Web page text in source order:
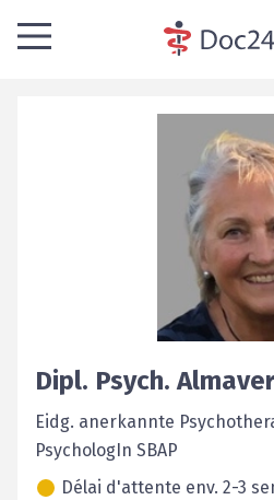
Dipl. Psych.
Eidg. anerkannte
PsychologIn SBAP
Délai d'attente env. 2-3